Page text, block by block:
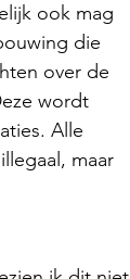
ook mag
die
over de
wordt
Alle
maar